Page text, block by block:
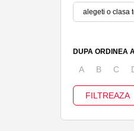
DUPA ORDINEA
A B C